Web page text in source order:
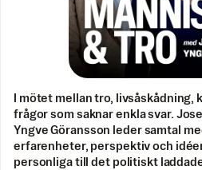
I mötet mellan tro,
frågor som saknar enkla svar.
Yngve Göransson leder samtal
erfarenheter, perspektiv och
personliga till det politiskt